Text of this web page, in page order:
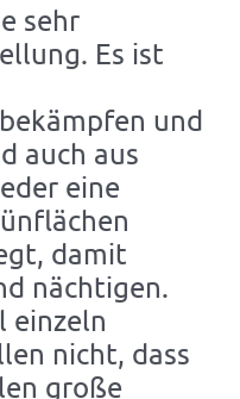
sehr
Es ist
und
auch aus
eine
damit
nächtigen.
einzeln
nicht, dass
große